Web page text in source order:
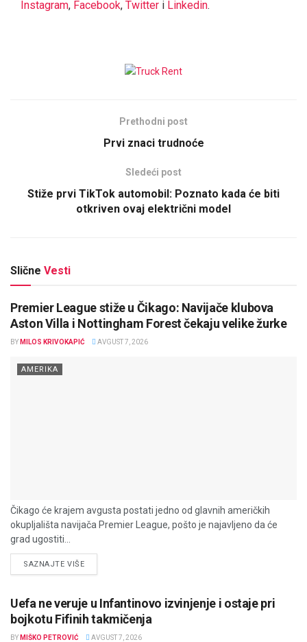
Instagram, Facebook, Twitter i Linkedin.
Prethodni post
Prvi znaci trudnoće
Sledeći post
Stiže prvi TikTok automobil: Poznato kada će biti
otkriven ovaj električni model
Slične Vesti
Premier League stiže u Čikago: Navijače klubova
Aston Villa i Nottingham Forest čekaju velike žurke
BY MILOS KRIVOKAPIĆ AVGUST 7, 2026
AMERIKA
Čikago će krajem avgusta postati jedno od glavnih američkih
okupljališta navijača Premier League, pošto je najavljeno da će
grad ugostiti...
SAZNAJTE VIŠEDETAILS
Uefa ne veruje u Infantinovo izvinjenje i ostaje pri
bojkotu Fifinih takmičenja
BY MIŠKO PETROVIĆ AVGUST 7, 2026